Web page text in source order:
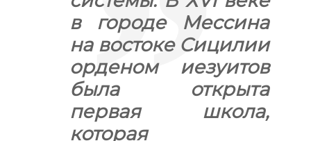
в городе Мессина
на востоке Сицилии
орденом иезуитов
была открыта
первая школа,
которая